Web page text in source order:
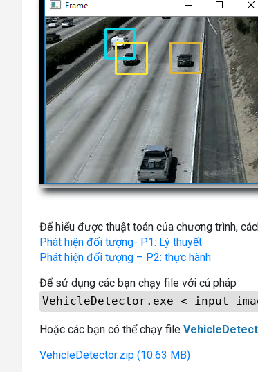
Để hiểu được thuật toán của chương trình,
Phát hiện đối tượng- P1: Lý thuyết
Phát hiện đối tượng – P2: thực hành
Để sử dụng các bạn chạy file với cú pháp
VehicleDetector.exe < input
Hoặc các bạn có thể chạy file
VehicleDetector.zip (10.63 MB)